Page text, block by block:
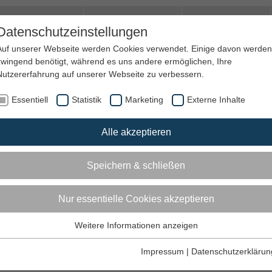
Schifferstadt, Waldsee, Maudach, Gartenstadt, Ruchheim)
unserer Webseite werden Cookies verwendet. Einige davon werden
benötigt, während es uns andere ermöglichen, Ihre
auf unserer Webseite zu verbessern.
Essentiell Statistik Marketing Externe Inhalte
Alle akzeptieren
Speichern & schließen
Nur essentielle Cookies akzeptieren
Diese Tags und Cookies werden für die Grundfunktionen der
Weitere Informationen anzeigen
Impressum |